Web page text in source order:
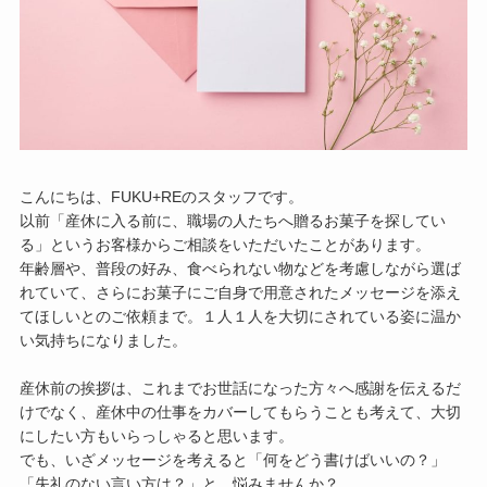
こんにちは、FUKU+REのスタッフです。
以前「産休に入る前に、職場の人たちへ贈るお菓子を探してい
る」というお客様からご相談をいただいたことがあります。
年齢層や、普段の好み、食べられない物などを考慮しながら選ば
れていて、さらにお菓子にご自身で用意されたメッセージを添え
てほしいとのご依頼まで。１人１人を大切にされている姿に温か
い気持ちになりました。
産休前の挨拶は、これまでお世話になった方々へ感謝を伝えるだ
けでなく、産休中の仕事をカバーしてもらうことも考えて、大切
にしたい方もいらっしゃると思います。
でも、いざメッセージを考えると「何をどう書けばいいの？」